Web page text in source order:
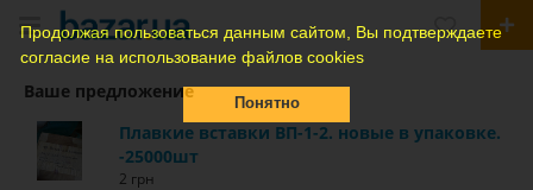
Продолжая пользоваться данным сайтом, Вы подтверждаете
согласие на использование файлов cookies
Понятно
Ваше предложение
Плавкие вставки ВП-1-2. новые в упаковке.
-25000шт
2 грн